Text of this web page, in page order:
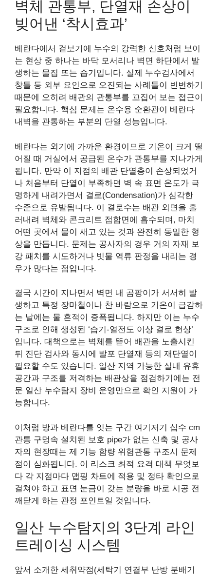
벽체 관통부, 단열재 손상이
빚어낸 ‘착시효과’
베란다에서 겉보기에 누수의 강력한 신호처럼 보이
는 현상 중 하나는 바닥 모서리나 벽면 하단에서 발
생하는 물집 또는 습기입니다. 실제 누수검사에서
창틀 등 외부 요인으로 오진되는 사례들이 빈번하기
때문에 오히려 배관의 관통부를 꼬집어 보는 접근이
필요합니다. 핵심 문제는 온수용 순환관이 베란다
내벽을 관통하는 부분의 단열 성능입니다.
베란다는 외기에 가까운 환경이므로 기온이 크게 떨
어질 때 거실에서 공급된 온수가 관통부를 지나가게
됩니다. 만약 이 지점의 배관 단열층이 손상되었거
나 처음부터 단열이 부족하면 벽 속 표면 온도가 극
명하게 내려가면서 결로(Condensation)가 심각한
수준으로 유발됩니다. 이 결로수는 배관 외면을 흘
러내려 벽체와 콘크리트 접합면에 흡수되며, 마치
어떤 곳에서 물이 새고 있는 것과 완전히 동일한 형
상을 만듭니다. 문제는 공사자의 경우 거의 자재 보
강 패치를 시도하거나 빗물 역류 판정을 내리는 경
우가 많다는 점입니다.
결국 시간이 지나면서 벽면 내 곰팡이가 서서히 발
생하고 특정 장마철이나 찬 바람으로 기온이 급감하
는 날에는 물 흔적이 증폭됩니다. 하지만 이는 누수
구조로 인해 생성된 ‘습기-열전도 이상 결로 현상’
입니다. 대책으로는 벽체를 뜯어 배관을 노출시킨
뒤 진단 검사와 동시에 발포 단열재 등의 재단열이
필요할 수도 있습니다. 일산 지역 가능한 실내 유휴
공간과 구조를 저격하는 배관상을 점검하기에는 전
문 일산 누수탐지 장비 운영만으로 확인 지원이 가
능합니다.
이처럼 방과 베란다를 잇는 구간 여기저기 십수 cm
관통 구멍속 설치된 보호 pipe가 없는 신축 및 공사
자의 현장때는 제 기능 함량 위험관통 구조시 문제
점이 심화됩니다. 이 리스크 최적 요격 대책 무엇보
다 각 지점마다 맵핑 차트에 적용 및 정타 확인으로
걸쳐야 하고 표면 눈금이 갖는 분량을 바로 시공 전
깨닫게 하는 관정 포인트일 것입니다.
일산 누수탐지의 3단계 라인
트레이싱 시스템
앞서 소개한 세취약점(세탁기 연결부 난방 분배기